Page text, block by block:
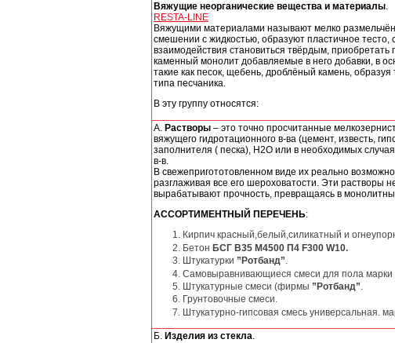
Вяжущие неорганические вещества и материалы.
RESTA-LINE
Вяжущими материалами называют мелко
смешении с жидкостью, образуют пластичное тесто,
взаимодействия становиться твёрдым, приобретать
каменный монолит добавляемые в него добавки, в
такие как песок, щебень, дроблёный камень,
типа песчаника.
В эту группу относятся:
А. Растворы – это точно просчитанные
вяжущего гидротационного в-ва (цемент, известь,
заполнителя ( песка), Н2О или в необходимых
в-в.
В свежепригототовленном виде их реально
разглаживая все его шероховатости. Эти растворы
вырабатывают прочность, превращаясь в
АССОРТИМЕНТНЫЙ ПЕРЕЧЕНЬ:
Кирпич красный,белый,силикатный и
Бетон БСГ В35 М4500 П4 F300 W10.
Штукатурки ”Ротбанд”.
Самовыравнивающиеся смеси для пола марки
Штукатурные смеси (фирмы ”Ротбанд”.
Грунтовочные смеси.
Штукатурно-гипсовая смесь универсальная.
Б. Изделия из стекла.